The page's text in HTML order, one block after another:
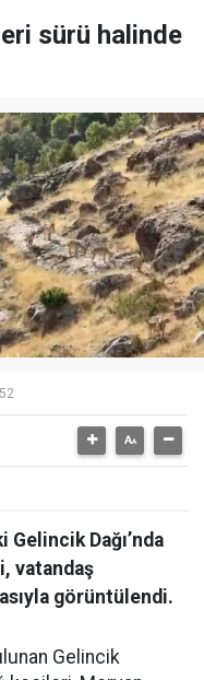
sürü halinde
Gelincik Dağı’nda
vatandaş
görüntülendi.
Gelincik